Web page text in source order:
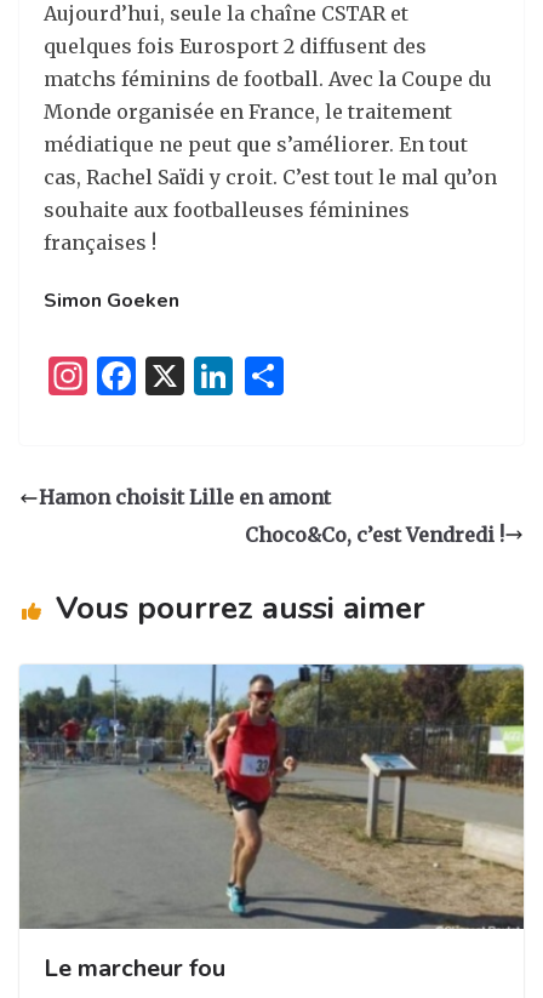
Aujourd’hui, seule la chaîne CSTAR et
quelques fois Eurosport 2 diffusent des
matchs féminins de football. Avec la Coupe du
Monde organisée en France, le traitement
médiatique ne peut que s’améliorer. En tout
cas, Rachel Saïdi y croit. C’est tout le mal qu’on
souhaite aux footballeuses féminines
françaises !
Simon Goeken
I
a
m
F
e
o
X
Li
e
dI
g
er
Hamon choisit Lille en amont
Choco&Co, c’est Vendredi !
Vous pourrez aussi aimer
Le marcheur fou